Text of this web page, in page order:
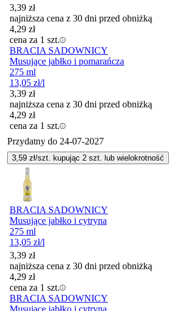
3,39 zł
najniższa cena z 30 dni przed obniżką
4,29 zł
cena za 1 szt.
BRACIA SADOWNICY
Musujące jabłko i pomarańcza
275 ml
13,05 zł/l
3,39 zł
najniższa cena z 30 dni przed obniżką
4,29 zł
cena za 1 szt.
Przydatny do 24-07-2027
3,59 zł/szt. kupując 2 szt. lub wielokrotność
BRACIA SADOWNICY
Musujące jabłko i cytryna
275 ml
13,05 zł/l
3,39 zł
najniższa cena z 30 dni przed obniżką
4,29 zł
cena za 1 szt.
BRACIA SADOWNICY
Musujące jabłko i cytryna